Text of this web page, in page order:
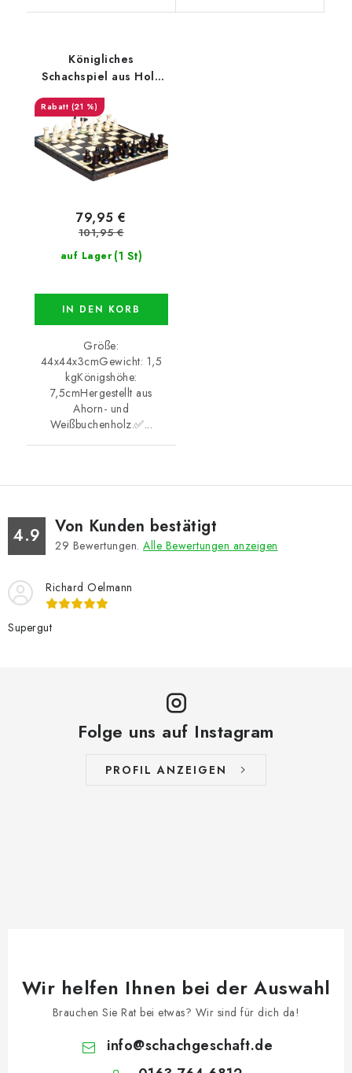
Königliches
Schachspiel aus Holz
(21 %)
auf Lager (1 St)
79,95 €
101,95 €
IN DEN KORB
Größe:
44x44x3cmGewicht: 1,5
kgKönigshöhe:
7,5cmHergestellt aus
Ahorn- und
Weißbuchenholz.✅...
4.9 Von Kunden bestätigt
29 Bewertungen. Alle Bewertungen anzeigen
Richard Oelmann
Supergut
Folge uns auf Instagram
PROFIL ANZEIGEN
Wir helfen Ihnen bei der Auswahl
Brauchen Sie Rat bei etwas? Wir sind für dich da!
info@schachgeschaft.de